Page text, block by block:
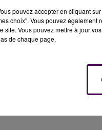
franchit une
les premières
sur la plus
l’occasion de
explique Jean-Philippe
pouvez accepter en cliquant
choix". Vous pouvez également
site. Vous pouvez mettre à jour
de chaque page.